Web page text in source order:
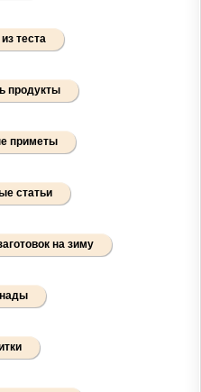
теста
продукты
приметы
статьи
на зиму